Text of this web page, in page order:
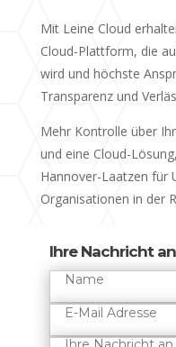
Mit Leine Cloud
Cloud-Plattform, die
wird und höchste
Transparenz und
Mehr Kontrolle über
und eine Cloud-
Hannover-Laatzen für
Organisationen in der
Ihre Nachricht